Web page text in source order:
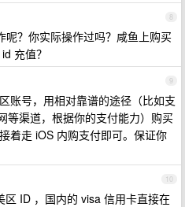
8
呢？你实际操作过吗？咸鱼上购买
充值？
9
账号，用相对靠谱的途径（比如支
等渠道，根据你的支付能力）购买
着走 iOS 内购支付即可。保证你
10
区 ID ，国内的 visa 信用卡直接在